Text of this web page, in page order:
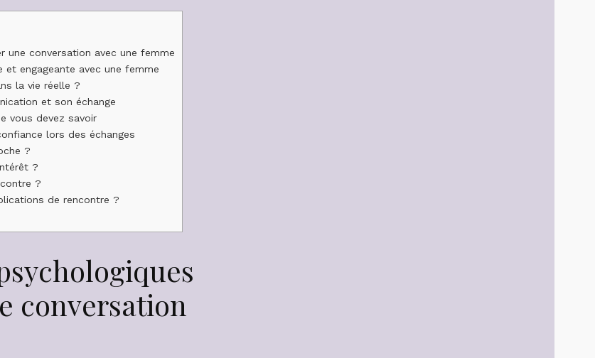
une conversation avec une femme
engageante avec une femme
la vie réelle ?
et son échange
vous devez savoir
lors des échanges
?
?
?
de rencontre ?
conversation